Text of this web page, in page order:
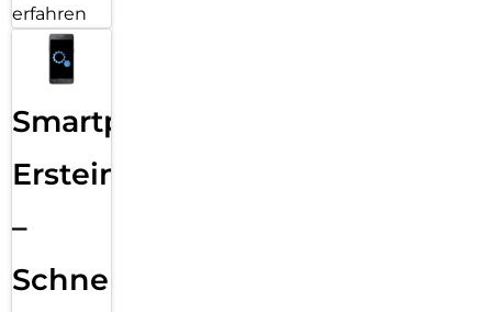
erfahren
Smartphone
Ersteinrichtung
–
Schnelle